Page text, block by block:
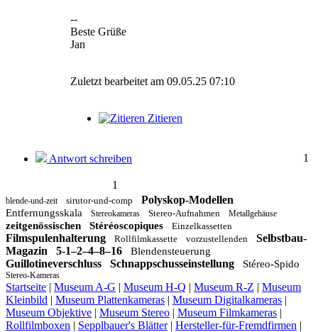
--
Beste Grüße
Jan
Zuletzt bearbeitet am 09.05.25 07:10
Zitieren
Antwort schreiben 1
1
blende-und-zeit sirutor-und-comp Polyskop-Modellen
Entfernungsskala Stereokameras Stereo-Aufnahmen Metallgehäuse
zeitgenössischen Stéréoscopiques Einzelkassetten
Filmspulenhalterung Rollfilmkassette vorzustellenden
Selbstbau-
Magazin
5-1–2–4–8–16 Blendensteuerung
Guillotineverschluss Schnappschusseinstellung Stéreo-Spido
Stereo-Kameras
Startseite | Museum A-G | Museum H-Q | Museum R-Z | Museum
Kleinbild | Museum Plattenkameras | Museum Digitalkameras |
Museum Objektive | Museum Stereo | Museum Filmkameras |
Rollfilmboxen | Sepplbauer's Blätter| Hersteller-für-Fremdfirmen |